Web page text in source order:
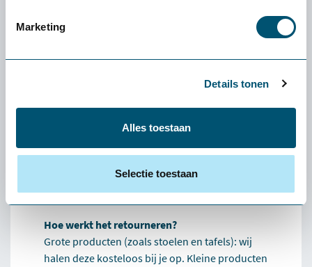
Marketing
Details tonen
Alles toestaan
Selectie toestaan
Wat kost de proefplaatsing?
uitzondering: als je een klein product (zoals een
Wat als het product niet bij mij past?
vinden dat beter bij je past. Lukt dat niet, dan
verzorgen we de retour.
Hoe werkt het retourneren?
Grote producten (zoals stoelen en tafels): wij
halen deze kosteloos bij je op. Kleine producten